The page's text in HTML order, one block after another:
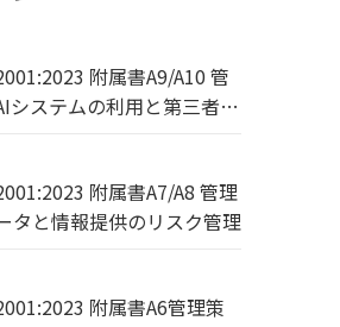
附属書A9/A10 管
システムの利用と第三者・
附属書A7/A8 管理
タと情報提供のリスク管理
附属書A6管理策